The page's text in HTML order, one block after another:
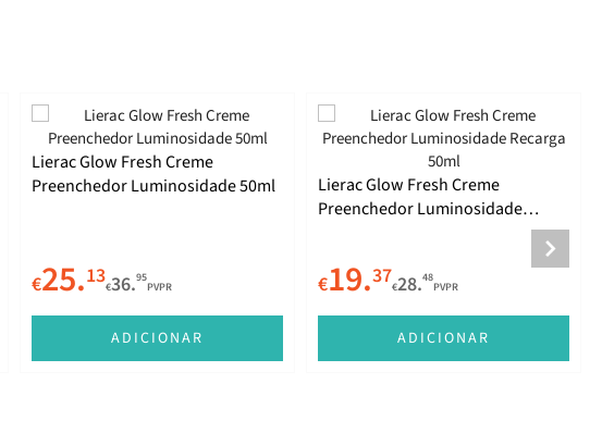
Lierac Glow Fresh Creme
Preenchedor Luminosidade 50ml
€25.13€36.95
PVPR
ADICIONAR
Lierac Glow Fresh Creme
Preenchedor Luminosidade
€19.37€28.48
PVPR
ADICIONAR